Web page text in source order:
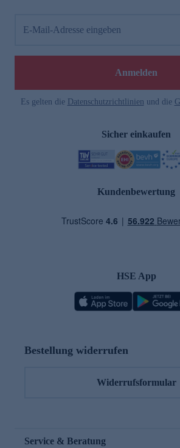
E-Mail-Adresse eingeben
Anmelden
Es gelten die Datenschutzrichtlinien und die
Sicher einkaufen
Kundenbewertung
HSE App
Bestellung widerrufen
Widerrufsformular
Service & Beratung